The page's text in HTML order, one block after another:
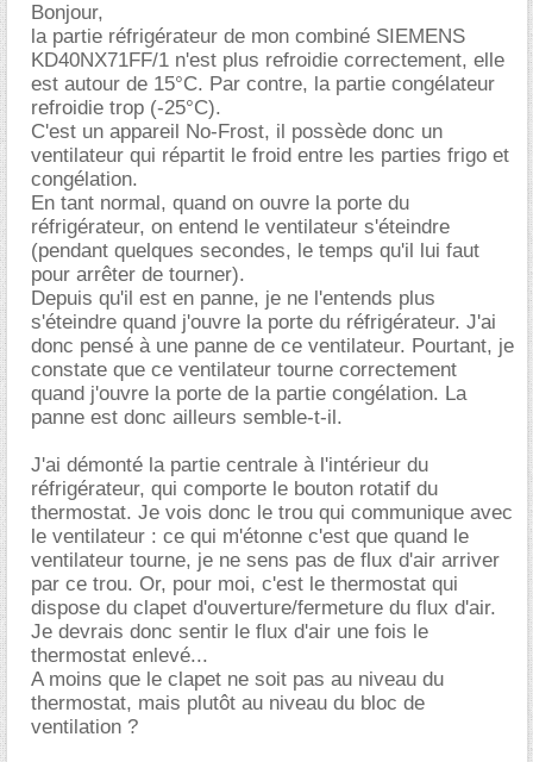
Bonjour,
la partie réfrigérateur de mon combiné SIEMENS
KD40NX71FF/1 n'est plus refroidie correctement, elle
est autour de 15°C. Par contre, la partie congélateur
refroidie trop (-25°C).
C'est un appareil No-Frost, il possède donc un
ventilateur qui répartit le froid entre les parties frigo et
congélation.
En tant normal, quand on ouvre la porte du
réfrigérateur, on entend le ventilateur s'éteindre
(pendant quelques secondes, le temps qu'il lui faut
pour arrêter de tourner).
Depuis qu'il est en panne, je ne l'entends plus
s'éteindre quand j'ouvre la porte du réfrigérateur. J'ai
donc pensé à une panne de ce ventilateur. Pourtant, je
constate que ce ventilateur tourne correctement
quand j'ouvre la porte de la partie congélation. La
panne est donc ailleurs semble-t-il.
J'ai démonté la partie centrale à l'intérieur du
réfrigérateur, qui comporte le bouton rotatif du
thermostat. Je vois donc le trou qui communique avec
le ventilateur : ce qui m'étonne c'est que quand le
ventilateur tourne, je ne sens pas de flux d'air arriver
par ce trou. Or, pour moi, c'est le thermostat qui
dispose du clapet d'ouverture/fermeture du flux d'air.
Je devrais donc sentir le flux d'air une fois le
thermostat enlevé...
A moins que le clapet ne soit pas au niveau du
thermostat, mais plutôt au niveau du bloc de
ventilation ?